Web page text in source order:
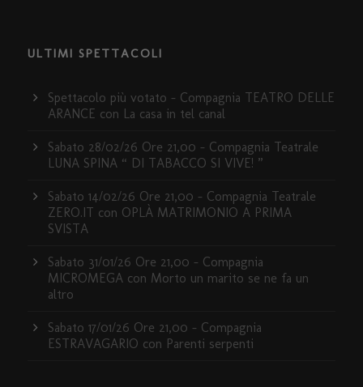
ULTIMI SPETTACOLI
Spettacolo più votato – Compagnia TEATRO DELLE
ARANCE con La casa in tel canal
Sabato 28/02/26 Ore 21,00 – Compagnia Teatrale
LUNA SPINA “ DI TABACCO SI VIVE! ”
Sabato 14/02/26 Ore 21,00 – Compagnia Teatrale
ZERO.IT con OPLÀ MATRIMONIO A PRIMA
SVISTA
Sabato 31/01/26 Ore 21,00 – Compagnia
MICROMEGA con Morto un marito se ne fa un
altro
Sabato 17/01/26 Ore 21,00 – Compagnia
ESTRAVAGARIO con Parenti serpenti